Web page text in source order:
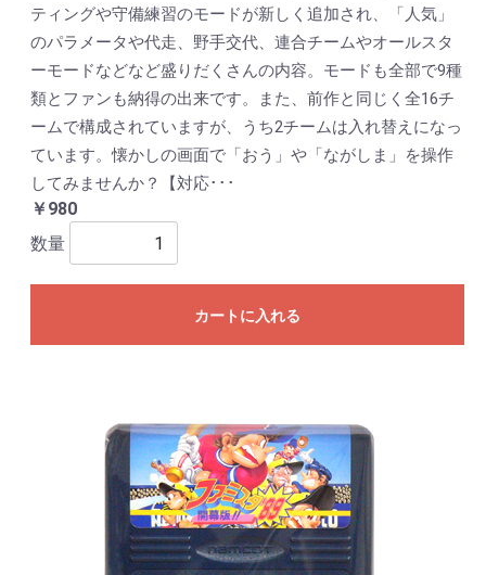
ティングや守備練習のモードが新しく追加され、「人気」
のパラメータや代走、野手交代、連合チームやオールスタ
ーモードなどなど盛りだくさんの内容。モードも全部で9種
類とファンも納得の出来です。また、前作と同じく全16チ
ームで構成されていますが、うち2チームは入れ替えになっ
ています。懐かしの画面で「おう」や「ながしま」を操作
してみませんか？【対応･･･
￥980
数量
カートに入れる